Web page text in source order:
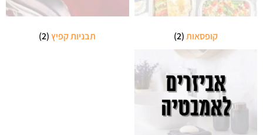
קופסאות(2) תבניות קפיץ(2)